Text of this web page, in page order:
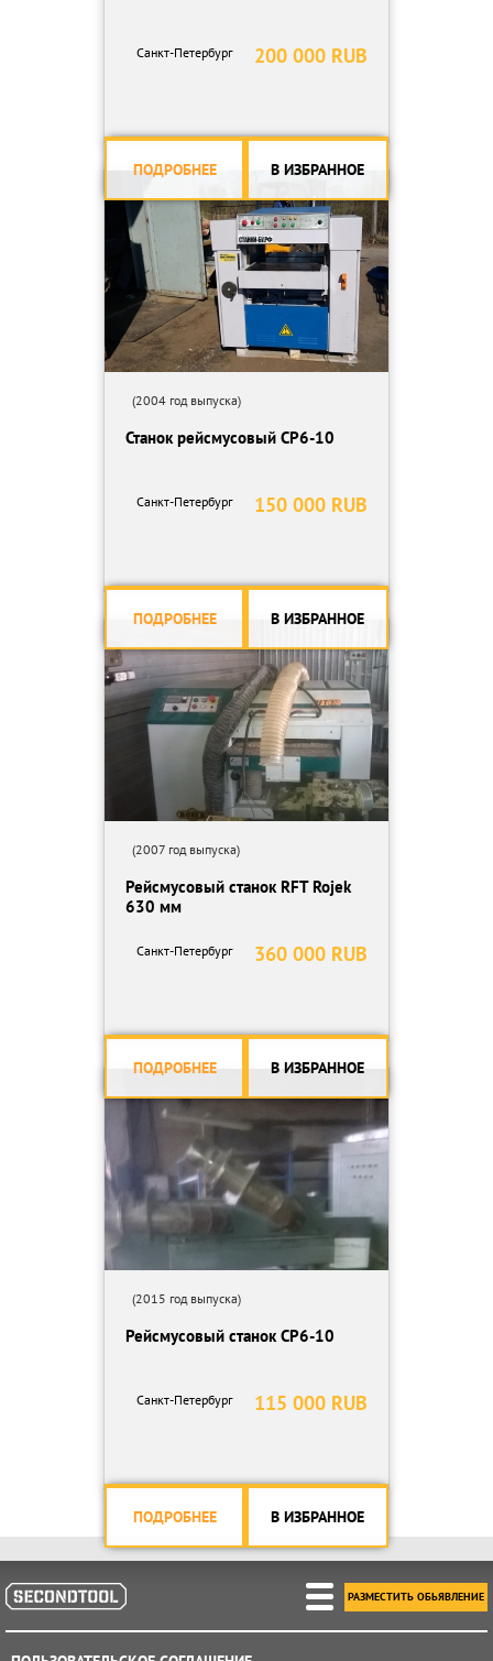
200 000 RUB
Санкт-Петербург
ПОДРОБНЕЕ В ИЗБРАННОЕ
(2004 год выпуска)
Станок рейсмусовый СР6-10
150 000 RUB
Санкт-Петербург
ПОДРОБНЕЕ В ИЗБРАННОЕ
(2007 год выпуска)
Рейсмусовый станок RFT Rojek
630 мм
360 000 RUB
Санкт-Петербург
ПОДРОБНЕЕ В ИЗБРАННОЕ
(2015 год выпуска)
Рейсмусовый станок СР6-10
115 000 RUB
Санкт-Петербург
ПОДРОБНЕЕ В ИЗБРАННОЕ
РАЗМЕСТИТЬ ОБЬЯВЛЕНИЕ